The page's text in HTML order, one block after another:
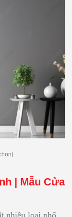
| Mẫu Cửa
nhiều loại phổ